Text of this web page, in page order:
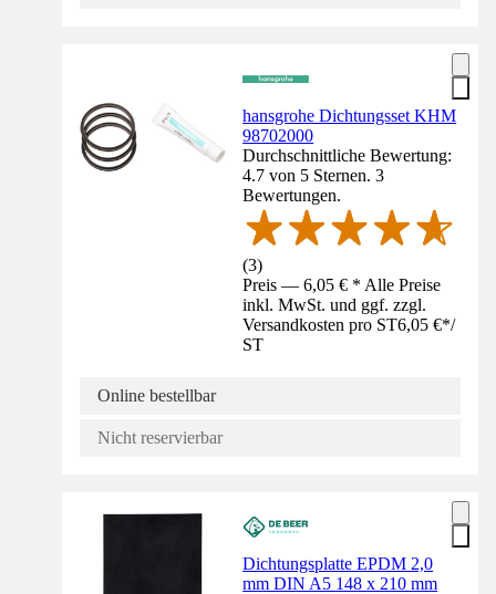
hansgrohe Dichtungsset KHM
98702000
Durchschnittliche Bewertung:
4.7 von 5 Sternen. 3
Bewertungen.
(3)
Preis — 6,05 € * Alle Preise
inkl. MwSt. und ggf. zzgl.
Versandkosten pro ST6,05 €*/
ST
Online bestellbar
Nicht reservierbar
Dichtungsplatte EPDM 2,0
mm DIN A5 148 x 210 mm